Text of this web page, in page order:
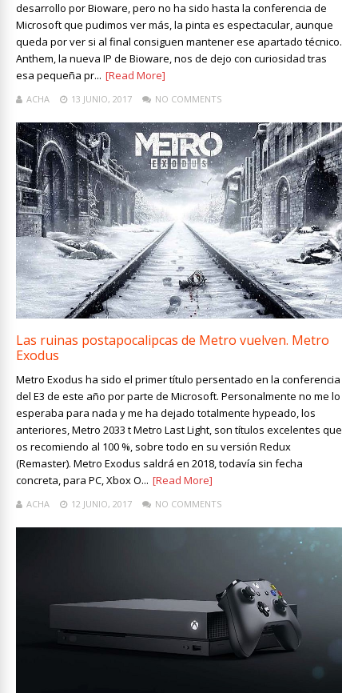
desarrollo por Bioware, pero no ha sido hasta la conferencia de
Microsoft que pudimos ver más, la pinta es espectacular, aunque
queda por ver si al final consiguen mantener ese apartado técnico.
Anthem, la nueva IP de Bioware, nos de dejo con curiosidad tras
esa pequeña pr... [Read More]
ACHA 13 JUNIO, 2017 NO COMMENTS
Las ruinas postapocalipcas de Metro vuelven. Metro
Exodus
Metro Exodus ha sido el primer título persentado en la conferencia
del E3 de este año por parte de Microsoft. Personalmente no me lo
esperaba para nada y me ha dejado totalmente hypeado, los
anteriores, Metro 2033 t Metro Last Light, son títulos excelentes que
os recomiendo al 100 %, sobre todo en su versión Redux
(Remaster). Metro Exodus saldrá en 2018, todavía sin fecha
concreta, para PC, Xbox O... [Read More]
ACHA 12 JUNIO, 2017 NO COMMENTS